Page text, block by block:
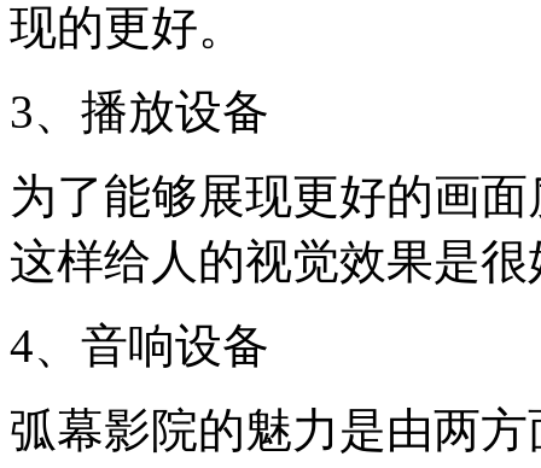
现的更好。
3、播放设备
为了能够展现更好的画
这样给人的视觉效果是很
4、音响设备
弧幕影院的魅力是由两